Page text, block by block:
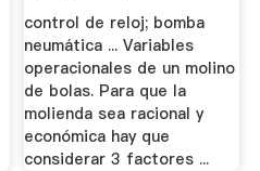
control de reloj; bomba
neumática ... Variables
operacionales de un molino
de bolas. Para que la
molienda sea racional y
económica hay que
considerar 3 factores ...